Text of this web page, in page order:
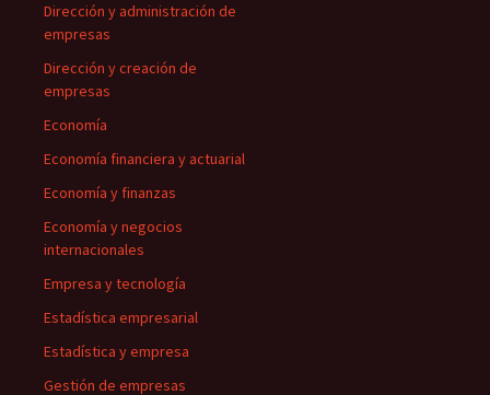
Dirección y administración de
empresas
Dirección y creación de
empresas
Economía
Economía financiera y actuarial
Economía y finanzas
Economía y negocios
internacionales
Empresa y tecnología
Estadística empresarial
Estadística y empresa
Gestión de empresas